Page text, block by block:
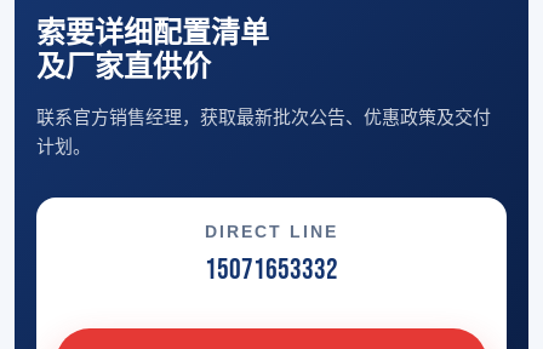
索要详细配置清单
及厂家直供价
联系官方销售经理，获取最新批次公告、优惠政策及交付
计划。
DIRECT LINE
15071653332